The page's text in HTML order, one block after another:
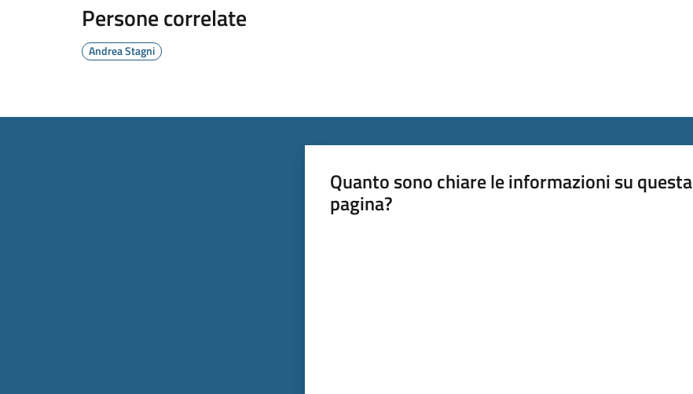
Persone correlate
Andrea Stagni
Quanto sono chiare le informazioni su questa
pagina?